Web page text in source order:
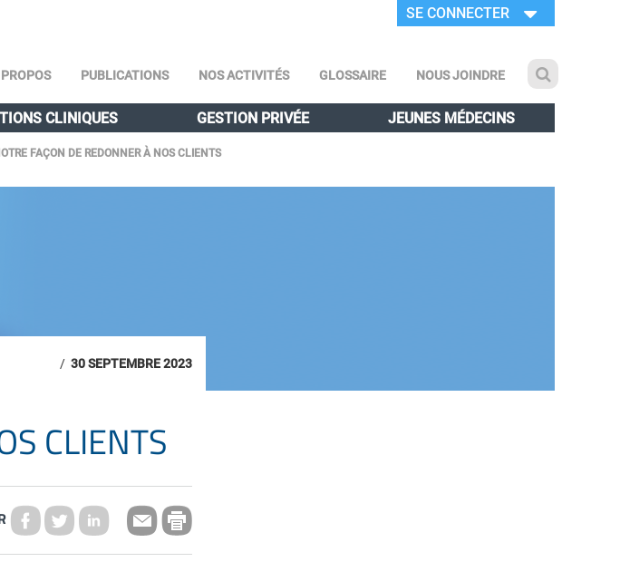
SE CONNECTER
PUBLICATIONS NOS ACTIVITÉS GLOSSAIRE NOUS JOINDRE
CLINIQUES GESTION PRIVÉE JEUNES MÉDECINS
FAÇON DE REDONNER À NOS CLIENTS
/ 30 SEPTEMBRE 2023
CLIENTS